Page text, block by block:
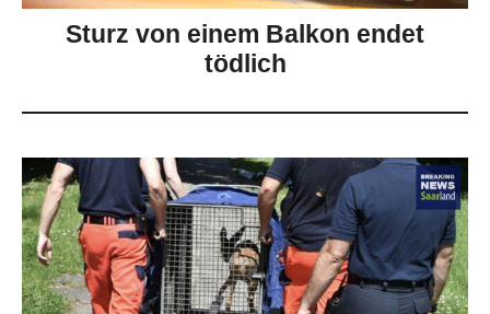
Sturz von einem Balkon endet
tödlich